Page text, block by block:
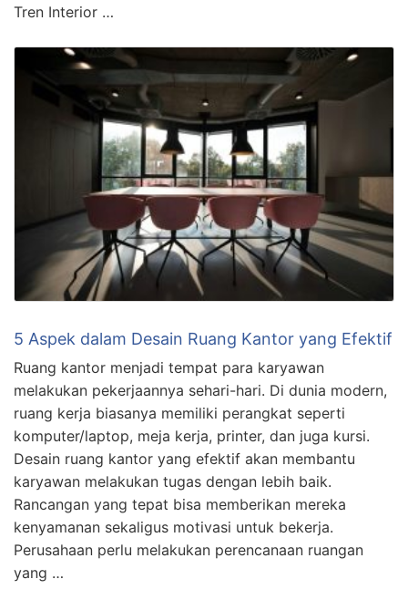
Tren Interior …
5 Aspek dalam Desain Ruang Kantor yang Efektif
Ruang kantor menjadi tempat para karyawan
melakukan pekerjaannya sehari-hari. Di dunia modern,
ruang kerja biasanya memiliki perangkat seperti
komputer/laptop, meja kerja, printer, dan juga kursi.
Desain ruang kantor yang efektif akan membantu
karyawan melakukan tugas dengan lebih baik.
Rancangan yang tepat bisa memberikan mereka
kenyamanan sekaligus motivasi untuk bekerja.
Perusahaan perlu melakukan perencanaan ruangan
yang …